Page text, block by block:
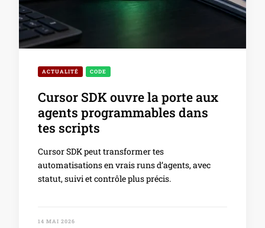
ACTUALITÉ CODE
Cursor SDK ouvre la porte aux
agents programmables dans
tes scripts
Cursor SDK peut transformer tes
automatisations en vrais runs d’agents, avec
statut, suivi et contrôle plus précis.
14 MAI 2026